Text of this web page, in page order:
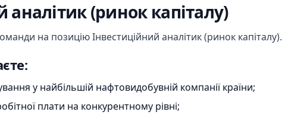
аналітик (ринок капіталу)
на позицію Інвестиційний аналітик (ринок капіталу).
у найбільшій нафтовидобувній компанії країни;
плати на конкурентному рівні;